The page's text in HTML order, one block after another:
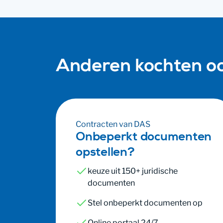
Anderen kochten
Contracten van DAS
Onbeperkt documenten
opstellen?
keuze uit 150+ juridische
documenten
Stel onbeperkt documenten op